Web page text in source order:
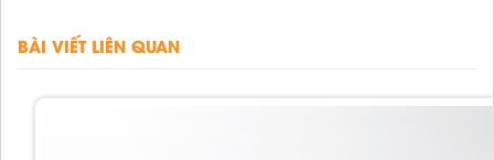
BÀI VIẾT LIÊN QUAN